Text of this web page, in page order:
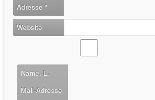
Adresse*
Website
Name, E-
Mail-Adresse